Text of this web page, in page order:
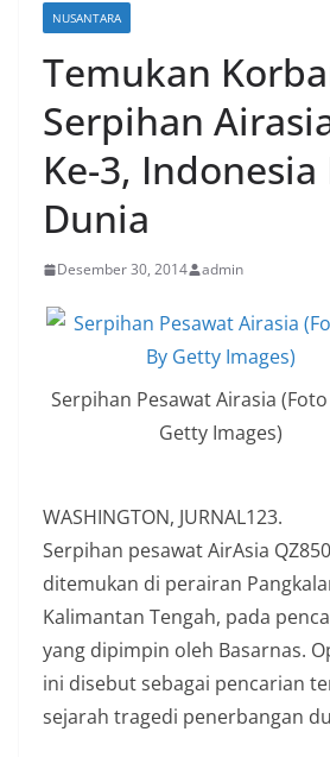
NUSANTARA
Temukan
Serpihan
Ke-3,
Dunia
Desember 30, 2014 admin
Serpihan Pesawat Airasia (Foto
Getty Images)
WASHINGTON, JURNAL123.
Serpihan pesawat AirAsia
ditemukan di perairan
Kalimantan Tengah, pada
yang dipimpin oleh Basarnas.
ini disebut sebagai pencarian
sejarah tragedi penerbangan